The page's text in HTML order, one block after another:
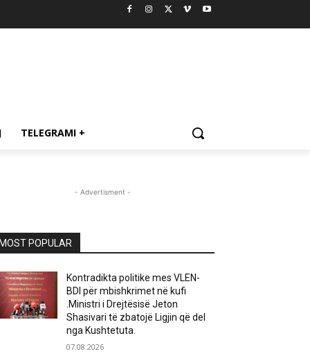
TELEGRAMI +
- Advertisment -
MOST POPULAR
Kontradikta politike mes VLEN-
BDI për mbishkrimet në kufi
.Ministri i Drejtësisë Jeton
Shasivari të zbatojë Ligjin që del
nga Kushtetuta.
07.08.2026